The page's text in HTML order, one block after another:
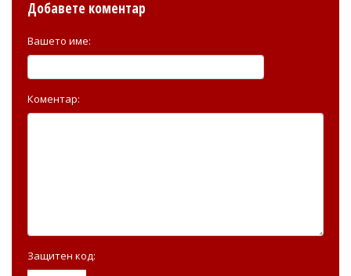
Добавете коментар
Вашето име:
Коментар:
Защитен код: